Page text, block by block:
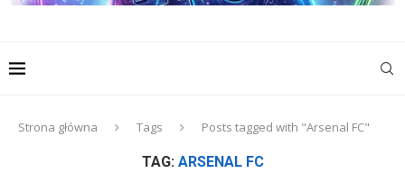
Strona główna Tags Posts tagged with "Arsenal FC"
TAG: ARSENAL FC